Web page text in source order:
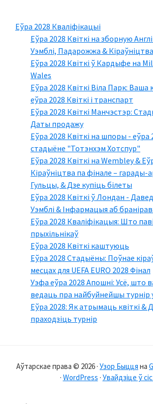
Еўра 2028 Кваліфікацыі
Еўра 2028 Квіткі на зборную
Уэмблі, Падарожжа &
Еўра 2028 Квіткі ў Кардыфе на
Wales
Еўра 2028 Квіткі Віла Парк: Ваша
еўра 2028 Квіткі і транспарт
Еўра 2028 Квіткі Манчэстэр:
Даты продажу
Еўра 2028 Квіткі на шпоры - еўра
стадыёне "Тотэнхэм Хотспур"
Еўра 2028 Квіткі на Wembley &
Кіраўніцтва па фінале – гарады-
Гульцы, & Дзе купіць білеты
Еўра 2028 Квіткі ў Лондан -
Уэмблі & Інфармацыя аб
Еўра 2028 Кваліфікацыя: Што
прыхільнікаў
Еўра 2028 Квіткі каштуюць
Еўра 2028 Стадыёны: Поўнае
месцах для UEFA EURO 2028 Фінал
Уэфа еўра 2028 Апошні: Усё, што
ведаць пра найбуйнейшы турнір
Еўра 2028: Як атрымаць квіткі &
праходзіць турнір
Аўтарскае права © 2026 · Узор Быцця на
· WordPress · Увайдзіце ў